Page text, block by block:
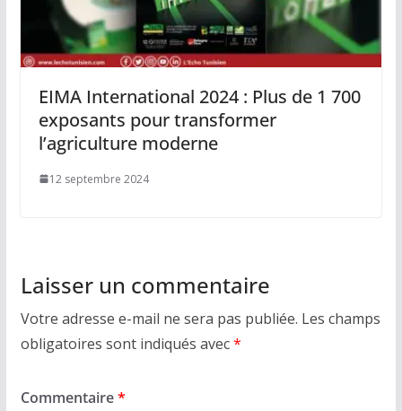
EIMA International 2024 : Plus de 1 700
exposants pour transformer
l’agriculture moderne
12 septembre 2024
Laisser un commentaire
Votre adresse e-mail ne sera pas publiée. Les champs
obligatoires sont indiqués avec*
Commentaire*